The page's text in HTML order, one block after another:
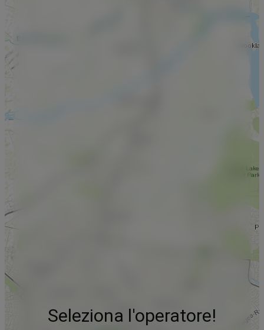
Seleziona l'operatore!